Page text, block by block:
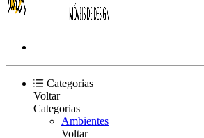
Categorias
Voltar
Categorias
Ambientes
Voltar